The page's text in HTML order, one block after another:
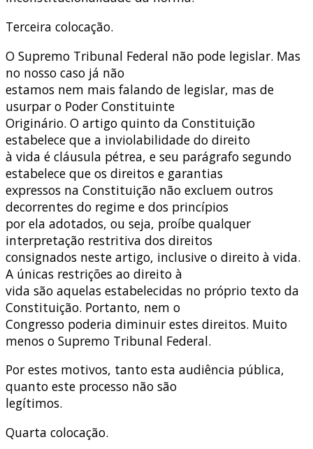
Terceira colocação.
O Supremo Tribunal Federal não pode legislar. Mas
no nosso caso já não
estamos nem mais falando de legislar, mas de
usurpar o Poder Constituinte
Originário. O artigo quinto da Constituição
estabelece que a inviolabilidade do direito
à vida é cláusula pétrea, e seu parágrafo segundo
estabelece que os direitos e garantias
expressos na Constituição não excluem outros
decorrentes do regime e dos princípios
por ela adotados, ou seja, proíbe qualquer
interpretação restritiva dos direitos
consignados neste artigo, inclusive o direito à vida.
A únicas restrições ao direito à
vida são aquelas estabelecidas no próprio texto da
Constituição. Portanto, nem o
Congresso poderia diminuir estes direitos. Muito
menos o Supremo Tribunal Federal.
Por estes motivos, tanto esta audiência pública,
quanto este processo não são
legítimos.
Quarta colocação.